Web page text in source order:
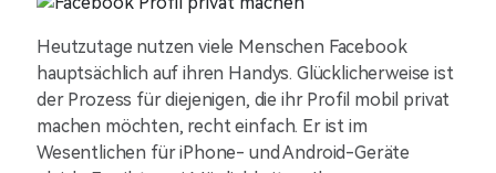
Heutzutage nutzen viele Menschen Facebook
hauptsächlich auf ihren Handys. Glücklicherweise ist
der Prozess für diejenigen, die ihr Profil mobil privat
machen möchten, recht einfach. Er ist im
Wesentlichen für iPhone- und Android-Geräte